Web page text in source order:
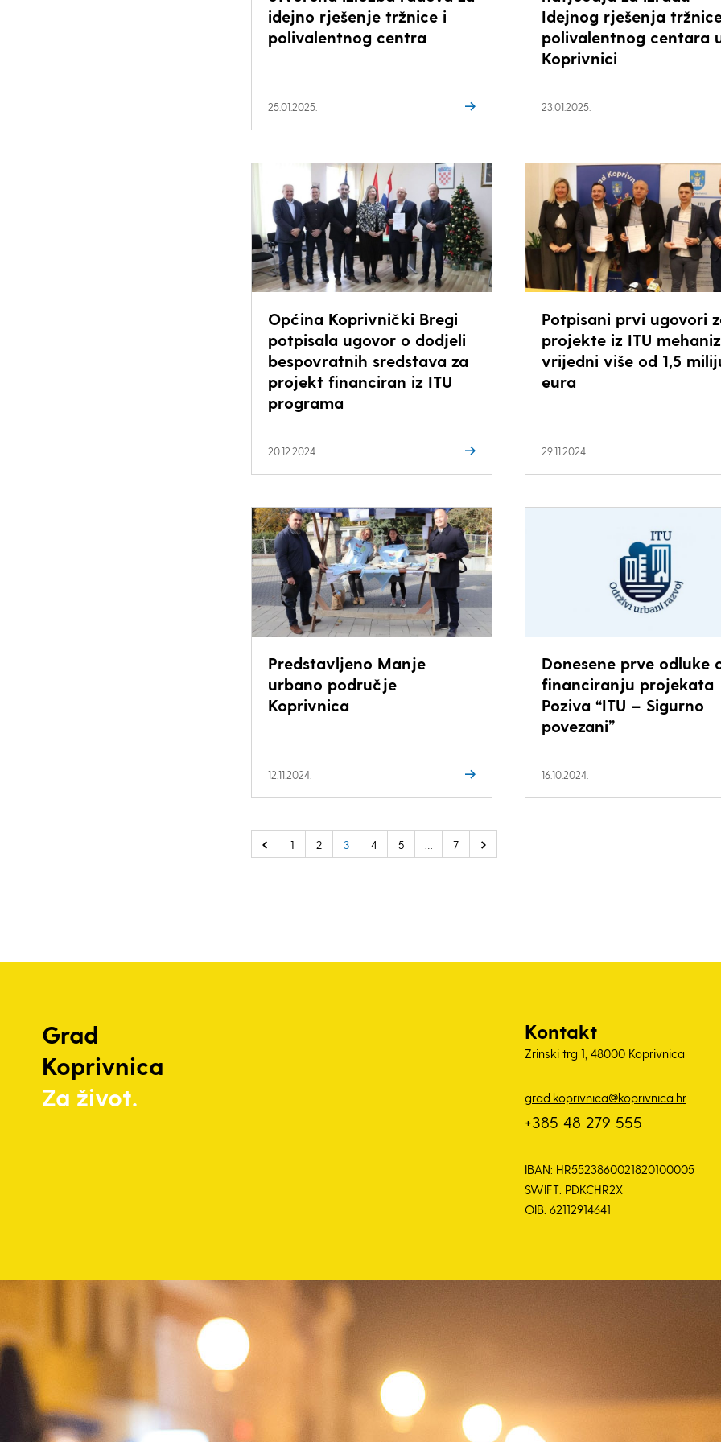
idejno rješenje tržnice i
polivalentnog centra
25.01.2025.
Idejnog rješenja
polivalentnog centara
Koprivnici
23.01.2025.
Općina Koprivnički Bregi
potpisala ugovor o dodjeli
bespovratnih sredstava za
projekt financiran iz ITU
programa
20.12.2024.
Potpisani prvi ugovori
projekte iz ITU
vrijedni više od 1,5
eura
29.11.2024.
Predstavljeno Manje
urbano područje
Koprivnica
12.11.2024.
Donesene prve odluke
financiranju projekata
Poziva “ITU – Sigurno
povezani”
16.10.2024.
1 2 3 4 5 7
Grad
Koprivnica
Za život.
Kontakt
Zrinski trg 1, 48000 Koprivnica
grad.koprivnica@koprivnica.hr
+385 48 279 555
IBAN: HR5523860021820100005
SWIFT: PDKCHR2X
OIB: 62112914641